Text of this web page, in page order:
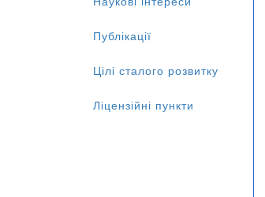
Публікації
Цілі сталого розвитку
Ліцензійні пункти